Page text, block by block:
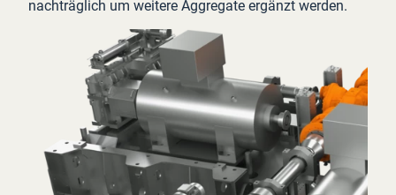
nachträglich um weitere Aggregate ergänzt werden.